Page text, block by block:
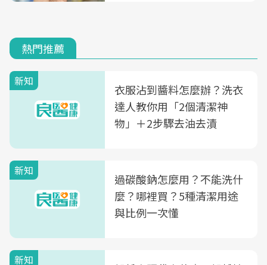
熱門推薦
新知
衣服沾到醬料怎麼辦？洗衣
達人教你用「2個清潔神
物」＋2步驟去油去漬
新知
過碳酸鈉怎麼用？不能洗什
麼？哪裡買？5種清潔用途
與比例一次懂
新知